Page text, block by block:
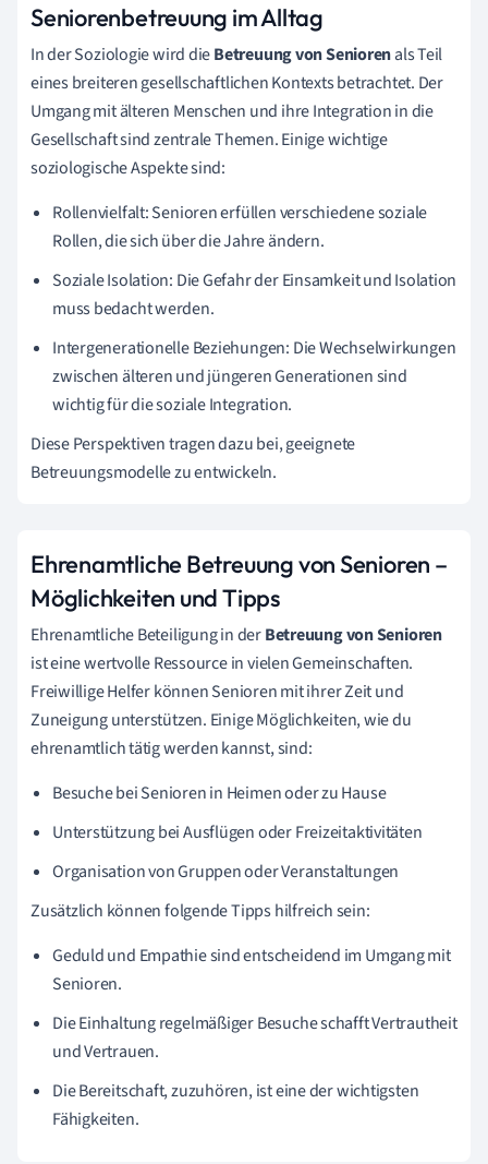
Seniorenbetreuung im Alltag
In der Soziologie wird dieBetreuung von Seniorenals Teil
eines breiteren gesellschaftlichen Kontexts betrachtet. Der
Umgang mit älteren Menschen und ihre Integration in die
Gesellschaft sind zentrale Themen. Einige wichtige
soziologische Aspekte sind:
Rollenvielfalt: Senioren erfüllen verschiedene soziale
Rollen, die sich über die Jahre ändern.
Soziale Isolation: Die Gefahr der Einsamkeit und Isolation
muss bedacht werden.
Intergenerationelle Beziehungen: Die Wechselwirkungen
zwischen älteren und jüngeren Generationen sind
wichtig für die soziale Integration.
Diese Perspektiven tragen dazu bei, geeignete
Betreuungsmodelle zu entwickeln.
Ehrenamtliche Betreuung von Senioren –
Möglichkeiten und Tipps
Ehrenamtliche Beteiligung in derBetreuung von Senioren
ist eine wertvolle Ressource in vielen Gemeinschaften.
Freiwillige Helfer können Senioren mit ihrer Zeit und
Zuneigung unterstützen. Einige Möglichkeiten, wie du
ehrenamtlich tätig werden kannst, sind:
Besuche bei Senioren in Heimen oder zu Hause
Unterstützung bei Ausflügen oder Freizeitaktivitäten
Organisation von Gruppen oder Veranstaltungen
Zusätzlich können folgende Tipps hilfreich sein:
Geduld und Empathie sind entscheidend im Umgang mit
Senioren.
Die Einhaltung regelmäßiger Besuche schafft Vertrautheit
und Vertrauen.
Die Bereitschaft, zuzuhören, ist eine der wichtigsten
Fähigkeiten.